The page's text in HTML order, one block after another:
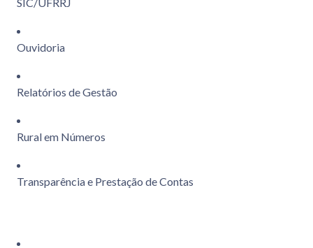
Ouvidoria
Relatórios de Gestão
Rural em Números
Transparência e Prestação de Contas